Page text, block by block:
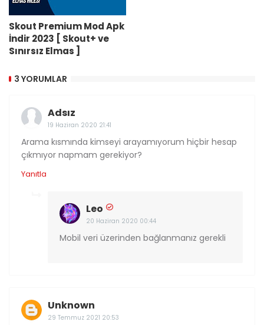
Skout Premium Mod Apk
İndir 2023 [ Skout+ ve
Sınırsız Elmas ]
3 YORUMLAR
Adsız
19 Haziran 2020 21:41
Arama kısmında kimseyi arayamıyorum hiçbir hesap
çıkmıyor napmam gerekiyor?
Yanıtla
Leo
20 Haziran 2020 00:44
Mobil veri üzerinden bağlanmanız gerekli
Unknown
29 Temmuz 2021 20:53